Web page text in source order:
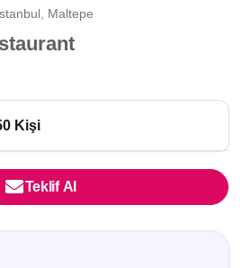
Maltepe
Kişi
Teklif Al